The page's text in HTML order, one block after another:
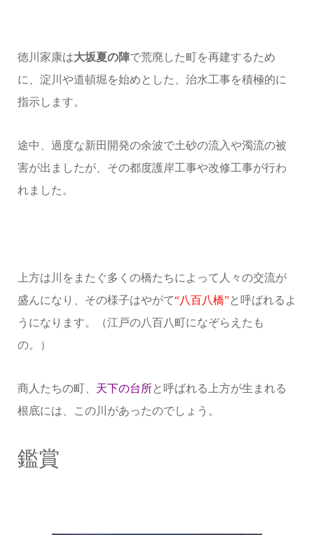
徳川家康は大坂夏の陣で荒廃した町を再建するため
に、淀川や道頓堀を始めとした、治水工事を積極的に
指示します。
途中、過度な新田開発の余波で土砂の流入や濁流の被
害が出ましたが、その都度護岸工事や改修工事が行わ
れました。
上方は川をまたぐ多くの橋たちによって人々の交流が
盛んになり、その様子はやがて“八百八橋”と呼ばれるよ
うになります。（江戸の八百八町になぞらえたも
の。）
商人たちの町、 天下の台所と呼ばれる上方が生まれる
根底には、この川があったのでしょう。
鑑賞